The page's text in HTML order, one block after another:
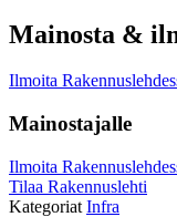
Mainosta &
Ilmoita
Mainostajalle
Ilmoita
Tilaa Rakennuslehti
Kategoriat Infra